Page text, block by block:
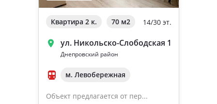
Квартира 2 к. 70 м2 14/30 эт.
ул. Никольско-Слободская 1
Днепровский район
м. Левобережная
Объект предлагается от пер...